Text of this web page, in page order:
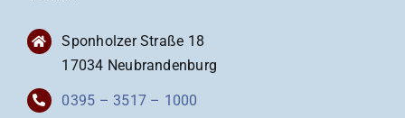
Sponholzer Straße 18
17034 Neubrandenburg
0395 – 3517 – 1000